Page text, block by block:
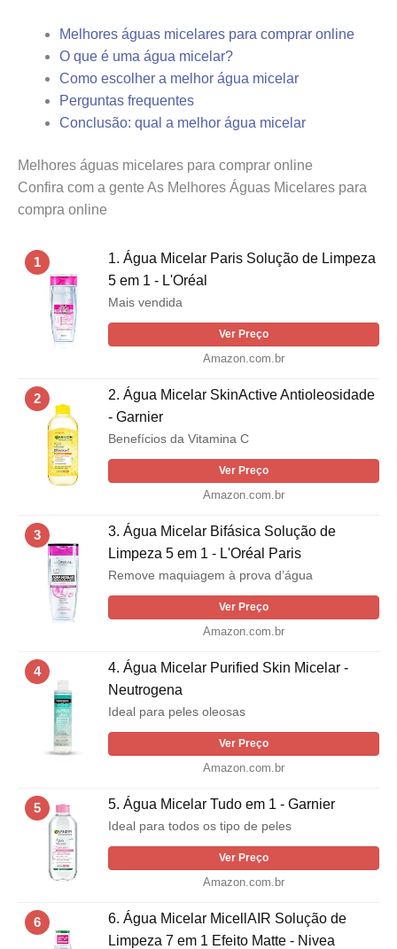
Melhores águas micelares para comprar online
O que é uma água micelar?
Como escolher a melhor água micelar
Perguntas frequentes
Conclusão: qual a melhor água micelar
Melhores águas micelares para comprar online
Confira com a gente As Melhores Águas Micelares para
compra online
1
1. Água Micelar Paris Solução de Limpeza
5 em 1 - L'Oréal
Mais vendida
Ver Preço
Amazon.com.br
2
2. Água Micelar SkinActive Antioleosidade
- Garnier
Benefícios da Vitamina C
Ver Preço
Amazon.com.br
3
3. Água Micelar Bifásica Solução de
Limpeza 5 em 1 - L'Oréal Paris
Remove maquiagem à prova d’água
Ver Preço
Amazon.com.br
4
4. Água Micelar Purified Skin Micelar -
Neutrogena
Ideal para peles oleosas
Ver Preço
Amazon.com.br
5 5. Água Micelar Tudo em 1 - Garnier
Ideal para todos os tipo de peles
Ver Preço
Amazon.com.br
6
6. Água Micelar MicellAIR Solução de
Limpeza 7 em 1 Efeito Matte - Nivea